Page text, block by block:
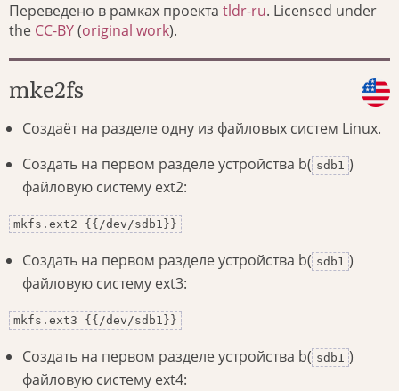
Переведено в рамках проекта tldr-ru. Licensed under
the CC-BY(original work).
mke2fs
Создаёт на разделе одну из файловых систем Linux.
Создать на первом разделе устройства b( sdb1 )
файловую систему ext2:
mkfs.ext2 {{/dev/sdb1}}
Создать на первом разделе устройства b( sdb1 )
файловую систему ext3:
mkfs.ext3 {{/dev/sdb1}}
Создать на первом разделе устройства b( sdb1 )
файловую систему ext4: